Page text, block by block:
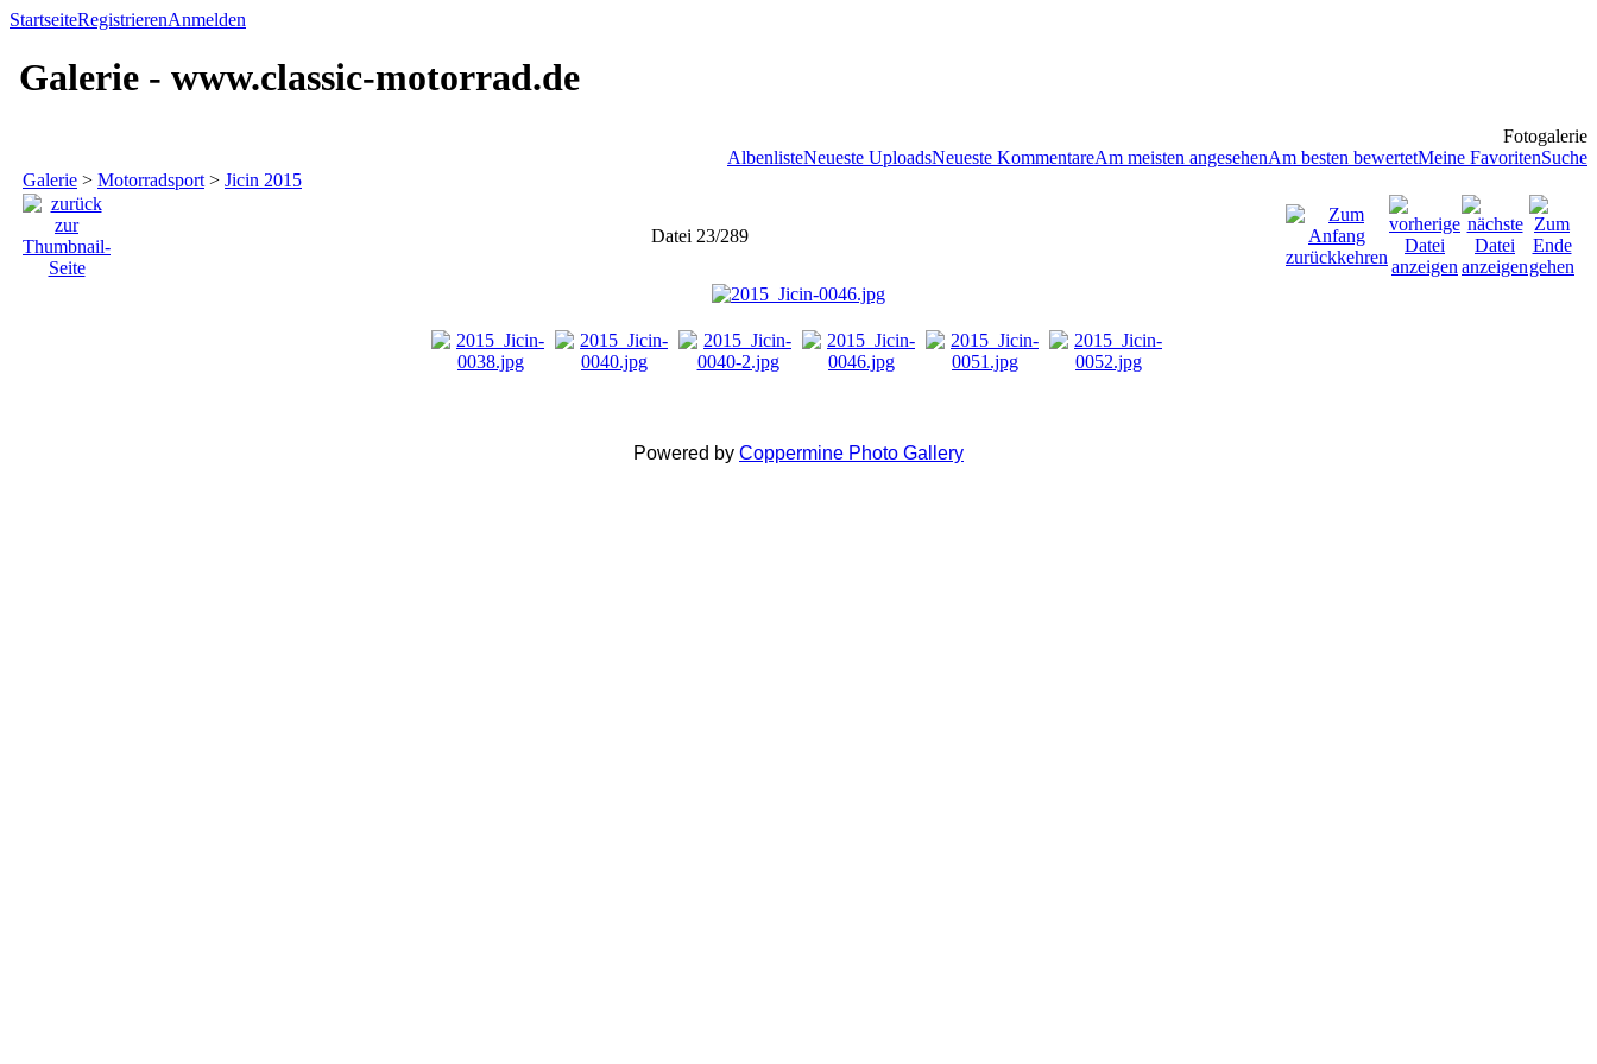
StartseiteRegistrierenAnmelden
Galerie - www.classic-motorrad.de
Fotogalerie
AlbenlisteNeueste UploadsNeueste KommentareAm meisten angesehenAm besten bewertetMeine FavoritenSuche
Galerie > Motorradsport > Jicin 2015
Datei 23/289
Powered by Coppermine Photo Gallery